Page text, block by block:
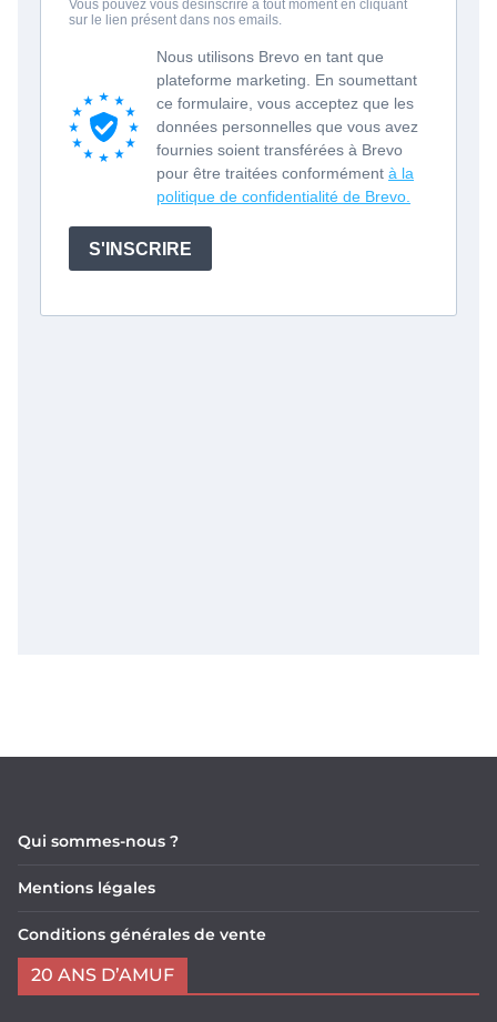
Qui sommes-nous ?
Mentions légales
Conditions générales de vente
20 ANS D’AMUF